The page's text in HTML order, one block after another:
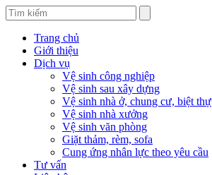
Trang chủ
Giới thiệu
Dịch vụ
Vệ sinh công nghiệp
Vệ sinh sau xây dựng
Vệ sinh nhà ở, chung cư, biệt thự
Vệ sinh nhà xưởng
Vệ sinh văn phòng
Giặt thảm, rèm, sofa
Cung ứng nhân lực theo yêu cầu
Tư vấn